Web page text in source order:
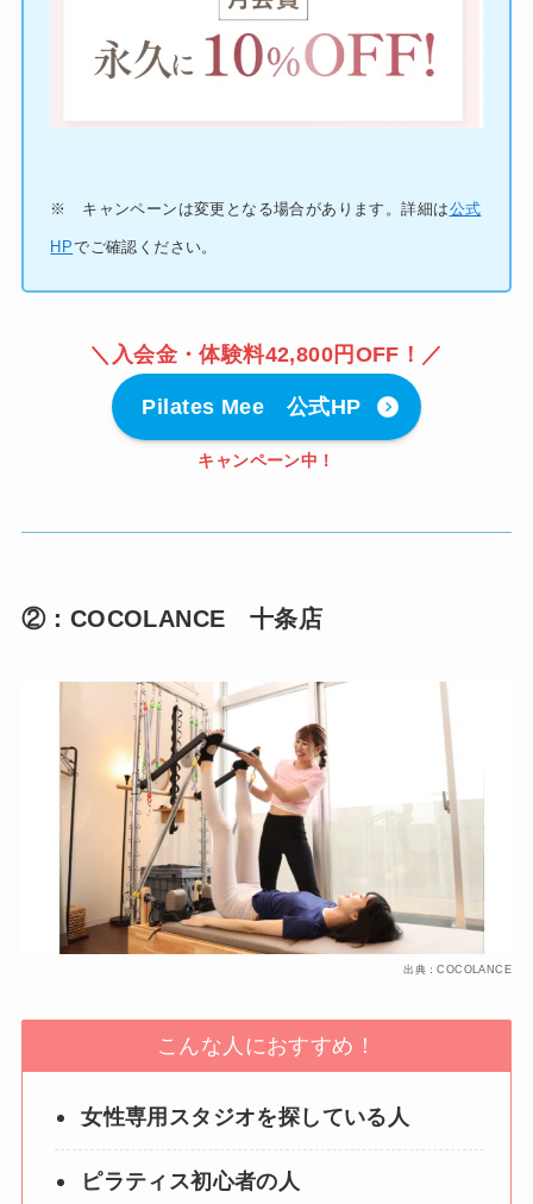
※ キャンペーンは変更となる場合があります。詳細は公式
HPでご確認ください。
＼ 入会金・体験料42,800円OFF ！／
Pilates Mee 公式HP
キャンペーン中！
②：COCOLANCE 十条店
出典：COCOLANCE
こんな人におすすめ！
女性専用スタジオを探している人
ピラティス初心者の人